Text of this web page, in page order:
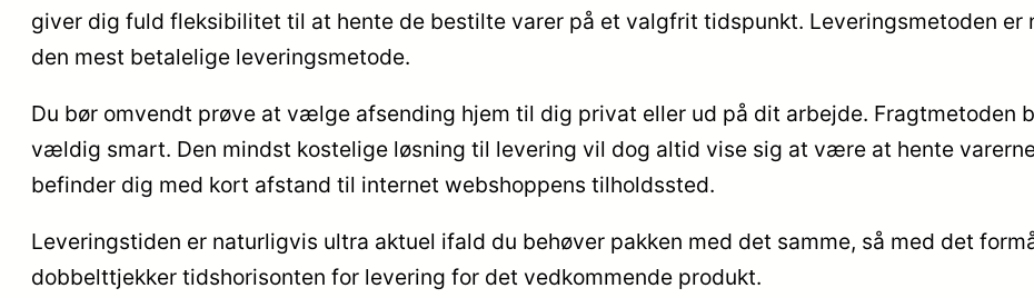
giver dig fuld fleksibilitet til at hente de bestilte varer på et valgfrit tidspunkt. Leveringsmetoden
den mest betalelige leveringsmetode.
Du bør omvendt prøve at vælge afsending hjem til dig privat eller ud på dit arbejde.
vældig smart. Den mindst kostelige løsning til levering vil dog altid vise sig at være at hente
befinder dig med kort afstand til internet webshoppens tilholdssted.
Leveringstiden er naturligvis ultra aktuel ifald du behøver pakken med det samme, så med det
dobbelttjekker tidshorisonten for levering for det vedkommende produkt.